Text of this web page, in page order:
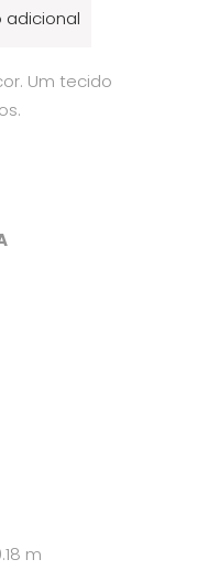
adicional
Um tecido
m